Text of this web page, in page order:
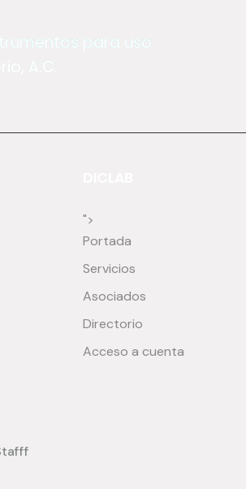
para uso
">
Portada
Servicios
Asociados
Directorio
Acceso a cuenta